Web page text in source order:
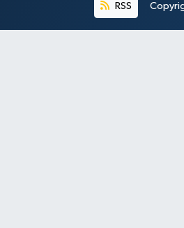
RSS